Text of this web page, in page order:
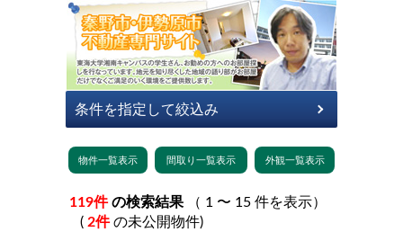
119件 の検索結果
( 2件 の未公開物件)